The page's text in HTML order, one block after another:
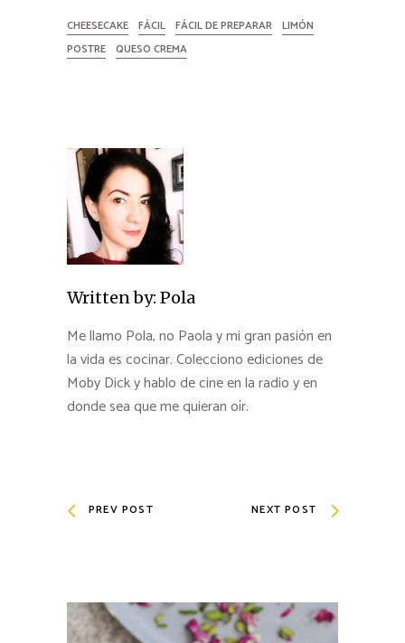
CHEESECAKE FÁCIL FÁCIL DE PREPARAR LIMÓN
POSTRE QUESO CREMA
Written by: Pola
Me llamo Pola, no Paola y mi gran pasión en
la vida es cocinar. Colecciono ediciones de
Moby Dick y hablo de cine en la radio y en
donde sea que me quieran oír.
PREV POST NEXT POST